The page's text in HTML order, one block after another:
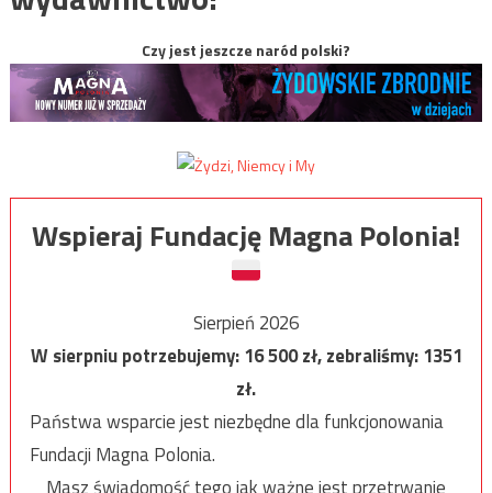
Czy jest jeszcze naród polski?
Wspieraj Fundację Magna Polonia!
Sierpień 2026
W sierpniu potrzebujemy:16 500zł, zebraliśmy:1351
zł.
Państwa wsparcie jest niezbędne dla funkcjonowania
Fundacji Magna Polonia.
Masz świadomość tego jak ważne jest przetrwanie